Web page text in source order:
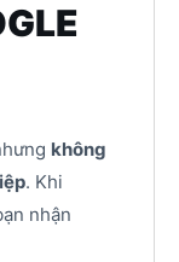
không
. Khi
nhận